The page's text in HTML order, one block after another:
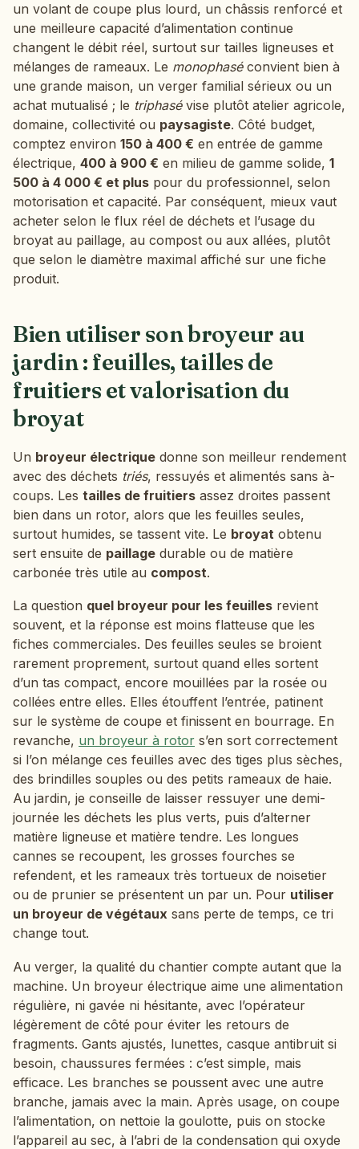
un volant de coupe plus lourd, un châssis renforcé et
une meilleure capacité d’alimentation continue
changent le débit réel, surtout sur tailles ligneuses et
mélanges de rameaux. Le monophaséconvient bien à
une grande maison, un verger familial sérieux ou un
achat mutualisé ; le triphasévise plutôt atelier agricole,
domaine, collectivité ou paysagiste. Côté budget,
comptez environ 150 à 400 € en entrée de gamme
électrique, 400 à 900 € en milieu de gamme solide, 1
500 à 4 000 € et plus pour du professionnel, selon
motorisation et capacité. Par conséquent, mieux vaut
acheter selon le flux réel de déchets et l’usage du
broyat au paillage, au compost ou aux allées, plutôt
que selon le diamètre maximal affiché sur une fiche
produit.
Bien utiliser son broyeur au
jardin : feuilles, tailles de
fruitiers et valorisation du
broyat
Un broyeur électrique donne son meilleur rendement
avec des déchets triés, ressuyés et alimentés sans à-
coups. Les tailles de fruitiers assez droites passent
bien dans un rotor, alors que les feuilles seules,
surtout humides, se tassent vite. Le broyat obtenu
sert ensuite de paillage durable ou de matière
carbonée très utile au compost.
La question quel broyeur pour les feuilles revient
souvent, et la réponse est moins flatteuse que les
fiches commerciales. Des feuilles seules se broient
rarement proprement, surtout quand elles sortent
d’un tas compact, encore mouillées par la rosée ou
collées entre elles. Elles étouffent l’entrée, patinent
sur le système de coupe et finissent en bourrage. En
revanche, un broyeur à rotor s’en sort correctement
si l’on mélange ces feuilles avec des tiges plus sèches,
des brindilles souples ou des petits rameaux de haie.
Au jardin, je conseille de laisser ressuyer une demi-
journée les déchets les plus verts, puis d’alterner
matière ligneuse et matière tendre. Les longues
cannes se recoupent, les grosses fourches se
refendent, et les rameaux très tortueux de noisetier
ou de prunier se présentent un par un. Pour utiliser
un broyeur de végétaux sans perte de temps, ce tri
change tout.
Au verger, la qualité du chantier compte autant que la
machine. Un broyeur électrique aime une alimentation
régulière, ni gavée ni hésitante, avec l’opérateur
légèrement de côté pour éviter les retours de
fragments. Gants ajustés, lunettes, casque antibruit si
besoin, chaussures fermées : c’est simple, mais
efficace. Les branches se poussent avec une autre
branche, jamais avec la main. Après usage, on coupe
l’alimentation, on nettoie la goulotte, puis on stocke
l’appareil au sec, à l’abri de la condensation qui oxyde